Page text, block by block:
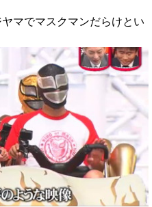
マでマスクマンだらけとい